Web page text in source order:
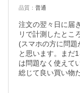
品質 ： 普通
注文の翌々日に届
リで計測したとこ
(スマホの方に問
と思います。まだ
は問題なく使えて
総じて良い買い物